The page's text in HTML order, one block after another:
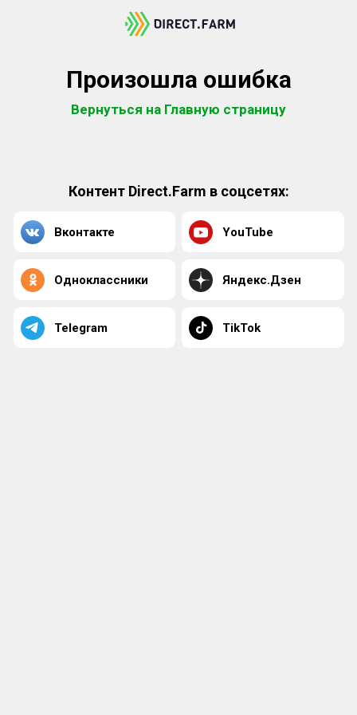
Произошла ошибка
Вернуться на Главную страницу
Контент Direct.Farm в соцсетях:
Вконтакте YouTube
Одноклассники Яндекс.Дзен
Telegram TikTok